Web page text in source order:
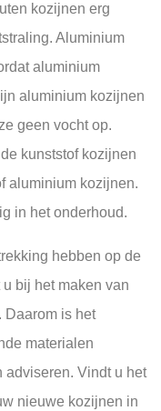
kozijnen erg
Aluminium
aluminium
aluminium kozijnen
geen vocht op.
kunststof kozijnen
aluminium kozijnen.
in het onderhoud.
hebben op de
bij het maken van
Daarom is het
materialen
adviseren. Vindt u het
nieuwe kozijnen in